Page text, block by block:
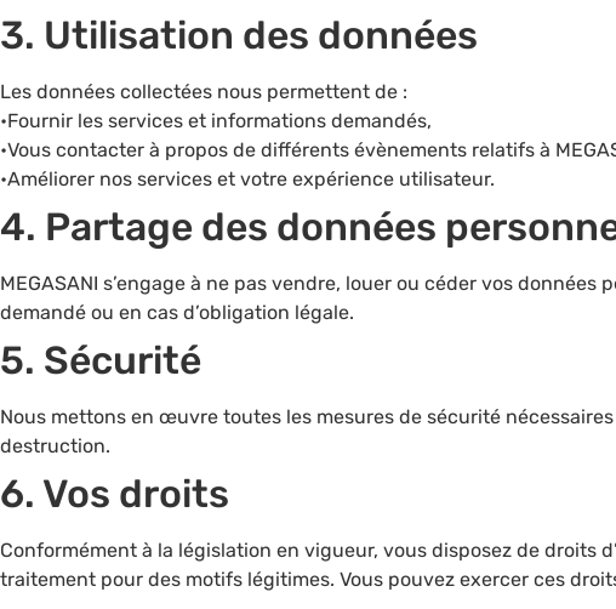
3.⁠ ⁠Utilisation des données
Les données collectées nous permettent de :
•Fournir les services et informations demandés,
•Vous contacter à propos de différents évènements relatifs à
•Améliorer nos services et votre expérience utilisateur.
4.⁠ ⁠Partage des données
MEGASANI s’engage à ne pas vendre, louer ou céder vos
demandé ou en cas d’obligation légale.
5.⁠ ⁠Sécurité
Nous mettons en œuvre toutes les mesures de sécurité
destruction.
6.⁠ ⁠Vos droits
Conformément à la législation en vigueur, vous disposez de droits
traitement pour des motifs légitimes. Vous pouvez exercer ces